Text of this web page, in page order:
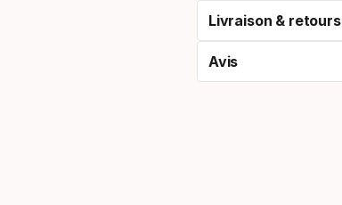
Livraison & retours
Avis